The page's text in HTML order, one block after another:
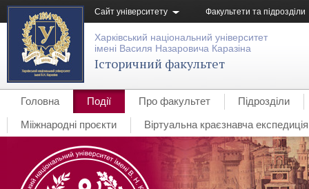
Сайт університету Факультети та підрозділи
Харківський національний університет
імені Василя Назаровича Каразіна
Історичний факультет
Головна Події Про факультет
Підрозділи
Мііжнародні проєкти
Віртуальна краєзнавча